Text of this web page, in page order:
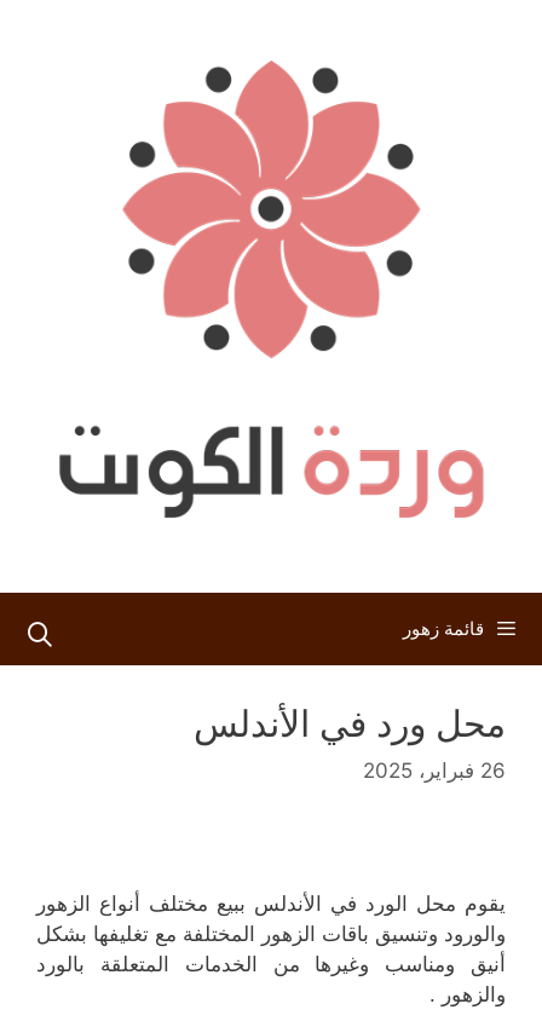
قائمة زهور
محل ورد في الأندلس
26 فبراير، 2025
يقوم محل الورد في الأندلس ببيع مختلف أنواع الزهور
والورود وتنسيق باقات الزهور المختلفة مع تغليفها بشكل
أنيق ومناسب وغيرها من الخدمات المتعلقة بالورد
والزهور .